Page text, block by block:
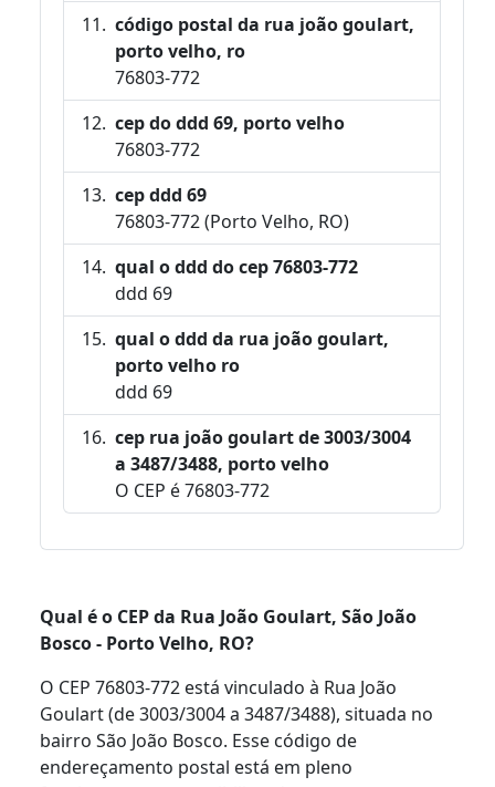
código postal da rua joão goulart,
porto velho, ro
76803-772
cep do ddd 69, porto velho
76803-772
cep ddd 69
76803-772 (Porto Velho, RO)
qual o ddd do cep 76803-772
ddd 69
qual o ddd da rua joão goulart,
porto velho ro
ddd 69
cep rua joão goulart de 3003/3004
a 3487/3488, porto velho
O CEP é 76803-772
Qual é o CEP da Rua João Goulart, São João
Bosco - Porto Velho, RO?
O CEP 76803-772 está vinculado à Rua João
Goulart (de 3003/3004 a 3487/3488), situada no
bairro São João Bosco. Esse código de
endereçamento postal está em pleno